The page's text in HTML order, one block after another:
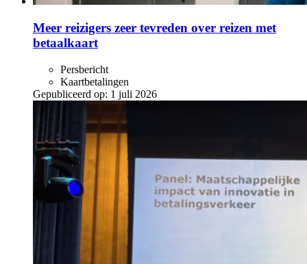
Meer reizigers zeer tevreden over reizen met
betaalkaart
Persbericht
Kaartbetalingen
Gepubliceerd op: 1 juli 2026